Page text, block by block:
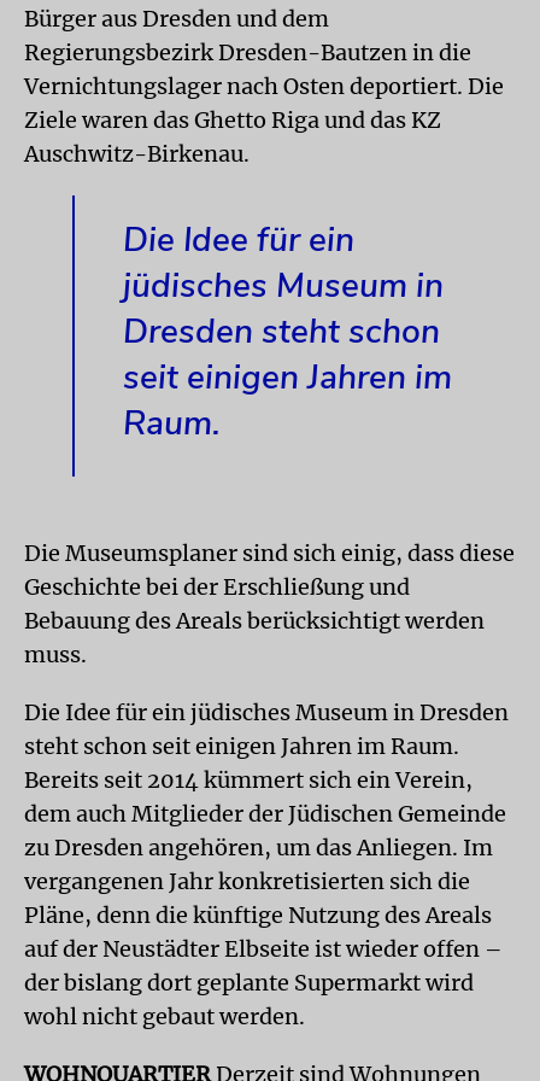
Bürger aus Dresden und dem
Regierungsbezirk Dresden-Bautzen in die
Vernichtungslager nach Osten deportiert. Die
Ziele waren das Ghetto Riga und das KZ
Auschwitz-Birkenau.
Die Idee für ein
jüdisches Museum in
Dresden steht schon
seit einigen Jahren im
Raum.
Die Museumsplaner sind sich einig, dass diese
Geschichte bei der Erschließung und
Bebauung des Areals berücksichtigt werden
muss.
Die Idee für ein jüdisches Museum in Dresden
steht schon seit einigen Jahren im Raum.
Bereits seit 2014 kümmert sich ein Verein,
dem auch Mitglieder der Jüdischen Gemeinde
zu Dresden angehören, um das Anliegen. Im
vergangenen Jahr konkretisierten sich die
Pläne, denn die künftige Nutzung des Areals
auf der Neustädter Elbseite ist wieder offen –
der bislang dort geplante Supermarkt wird
wohl nicht gebaut werden.
WOHNQUARTIERDerzeit sind Wohnungen